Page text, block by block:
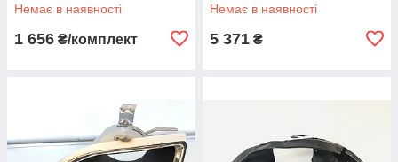
Немає в наявності
1 656 ₴/комплект
Немає в наявності
5 371 ₴